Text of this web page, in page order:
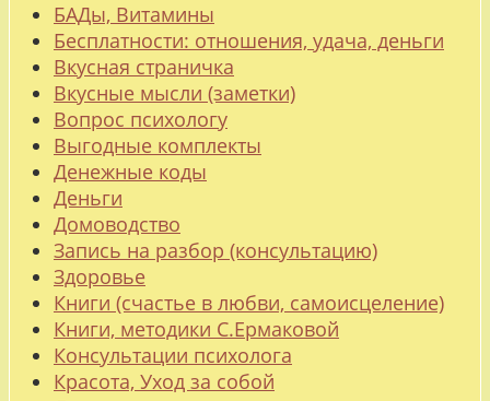
БАДы, Витамины
Бесплатности: отношения, удача, деньги
Вкусная страничка
Вкусные мысли (заметки)
Вопрос психологу
Выгодные комплекты
Денежные коды
Деньги
Домоводство
Запись на разбор (консультацию)
Здоровье
Книги (счастье в любви, самоисцеление)
Книги, методики С.Ермаковой
Консультации психолога
Красота, Уход за собой